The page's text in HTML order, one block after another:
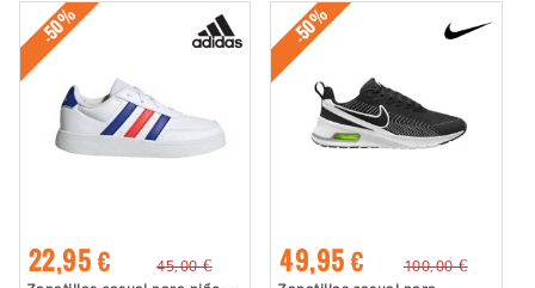
-50%
22,95 €
45,00 €
-50%
49,95 €
100,00 €